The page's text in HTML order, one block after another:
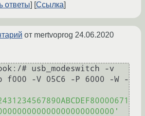
ответы
Ссылка
от mertvoprog 24.06.2020
# usb_modeswitch -v
f000 -V 05C6 -P 6000 -W -